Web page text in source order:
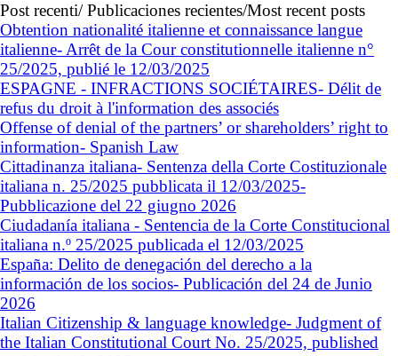
Post recenti/ Publicaciones recientes/Most recent posts
Obtention nationalité italienne et connaissance langue
italienne- Arrêt de la Cour constitutionnelle italienne n°
25/2025, publié le 12/03/2025
ESPAGNE - INFRACTIONS SOCIÉTAIRES- Délit de
refus du droit à l'information des associés
Offense of denial of the partners’ or shareholders’ right to
information- Spanish Law
Cittadinanza italiana- Sentenza della Corte Costituzionale
italiana n. 25/2025 pubblicata il 12/03/2025-
Pubblicazione del 22 giugno 2026
Ciudadanía italiana - Sentencia de la Corte Constitucional
italiana n.º 25/2025 publicada el 12/03/2025
España: Delito de denegación del derecho a la
información de los socios- Publicación del 24 de Junio
2026
Italian Citizenship & language knowledge- Judgment of
the Italian Constitutional Court No. 25/2025, published